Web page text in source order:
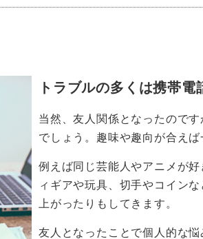
トラブルの多くは携帯
当然、友人関係となったので
でしょう。趣味や趣向が合え
例えば同じ芸能人やアニメが
ィギアや玩具、切手やコイン
上がったりもしてきます。
友人となったことで個人的な